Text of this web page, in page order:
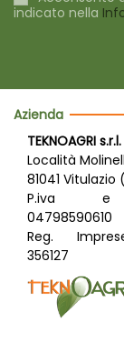
indicato nella
Azienda
TEKNOAGRI s.r.l.
Località
81041 Vitulazio
P.iva e
04798590610
Reg.
356127